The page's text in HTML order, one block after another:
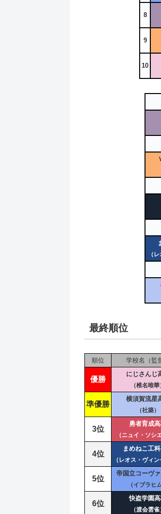
8
9
10
（
最終順位
順位 学校名（監
優勝
にじさんじ
（椎名唯華
準優勝
横須賀流星
（社築）
3位
勇者育成
（ニュイ・ソシ
4位
まめねこ工
（レオス・ヴィン
5位
帝国立コーヴ
（イブラヒ
6位
快盗学園
（渡会雲雀